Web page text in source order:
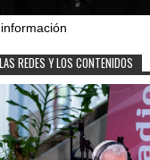
REDES Y LOS CONTENIDOS